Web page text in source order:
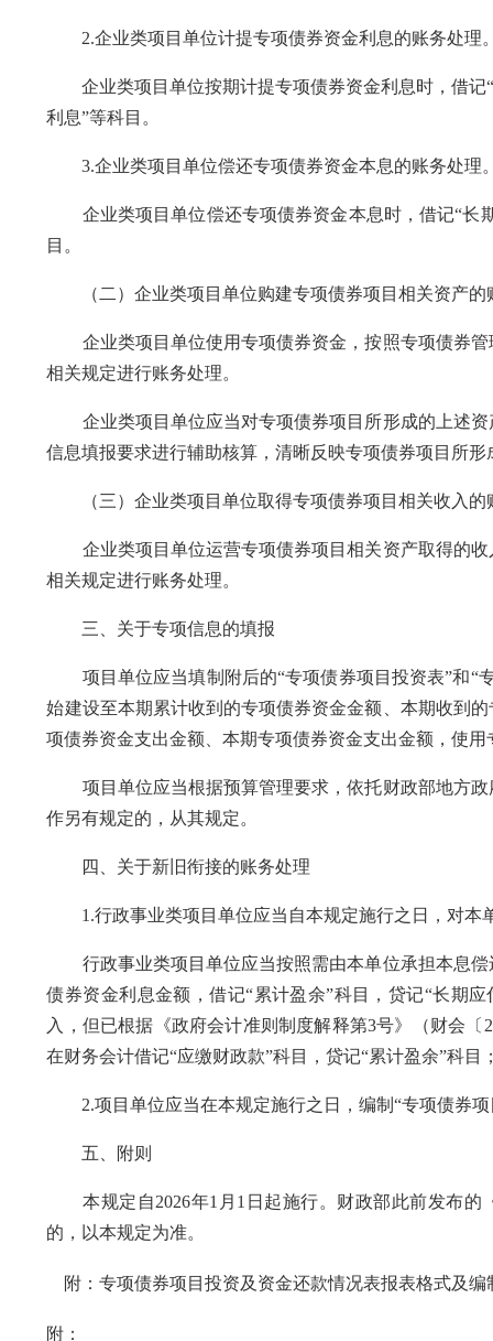
2.企业类项目单位计提专项债券资金利息的账务处理
企业类项目单位按期计提专项债券资金利息时，借
利息”等科目。
3.企业类项目单位偿还专项债券资金本息的账务处理
企业类项目单位偿还专项债券资金本息时，借记“长
目。
（二）企业类项目单位购建专项债券项目相关资产的
企业类项目单位使用专项债券资金，按照专项债券管
相关规定进行账务处理。
企业类项目单位应当对专项债券项目所形成的上述资
信息填报要求进行辅助核算，清晰反映专项债券项目所
（三）企业类项目单位取得专项债券项目相关收入的
企业类项目单位运营专项债券项目相关资产取得的收
相关规定进行账务处理。
三、关于专项信息的填报
项目单位应当填制附后的“专项债券项目投资表”和“
始建设至本期累计收到的专项债券资金金额、本期收到
项债券资金支出金额、本期专项债券资金支出金额，使
项目单位应当根据预算管理要求，依托财政部地方政
作另有规定的，从其规定。
四、关于新旧衔接的账务处理
1.行政事业类项目单位应当自本规定施行之日，对本
行政事业类项目单位应当按照需由本单位承担本息偿
债券资金利息金额，借记“累计盈余”科目，贷记“长
入，但已根据《政府会计准则制度解释第3号》（财会
在财务会计借记“应缴财政款”科目，贷记“累计盈余”科
2.项目单位应当在本规定施行之日，编制“专项债券项
五、附则
本规定自2026年1月1日起施行。财政部此前发布的
的，以本规定为准。
附：专项债券项目投资及资金还款情况表报表格式及编
附：